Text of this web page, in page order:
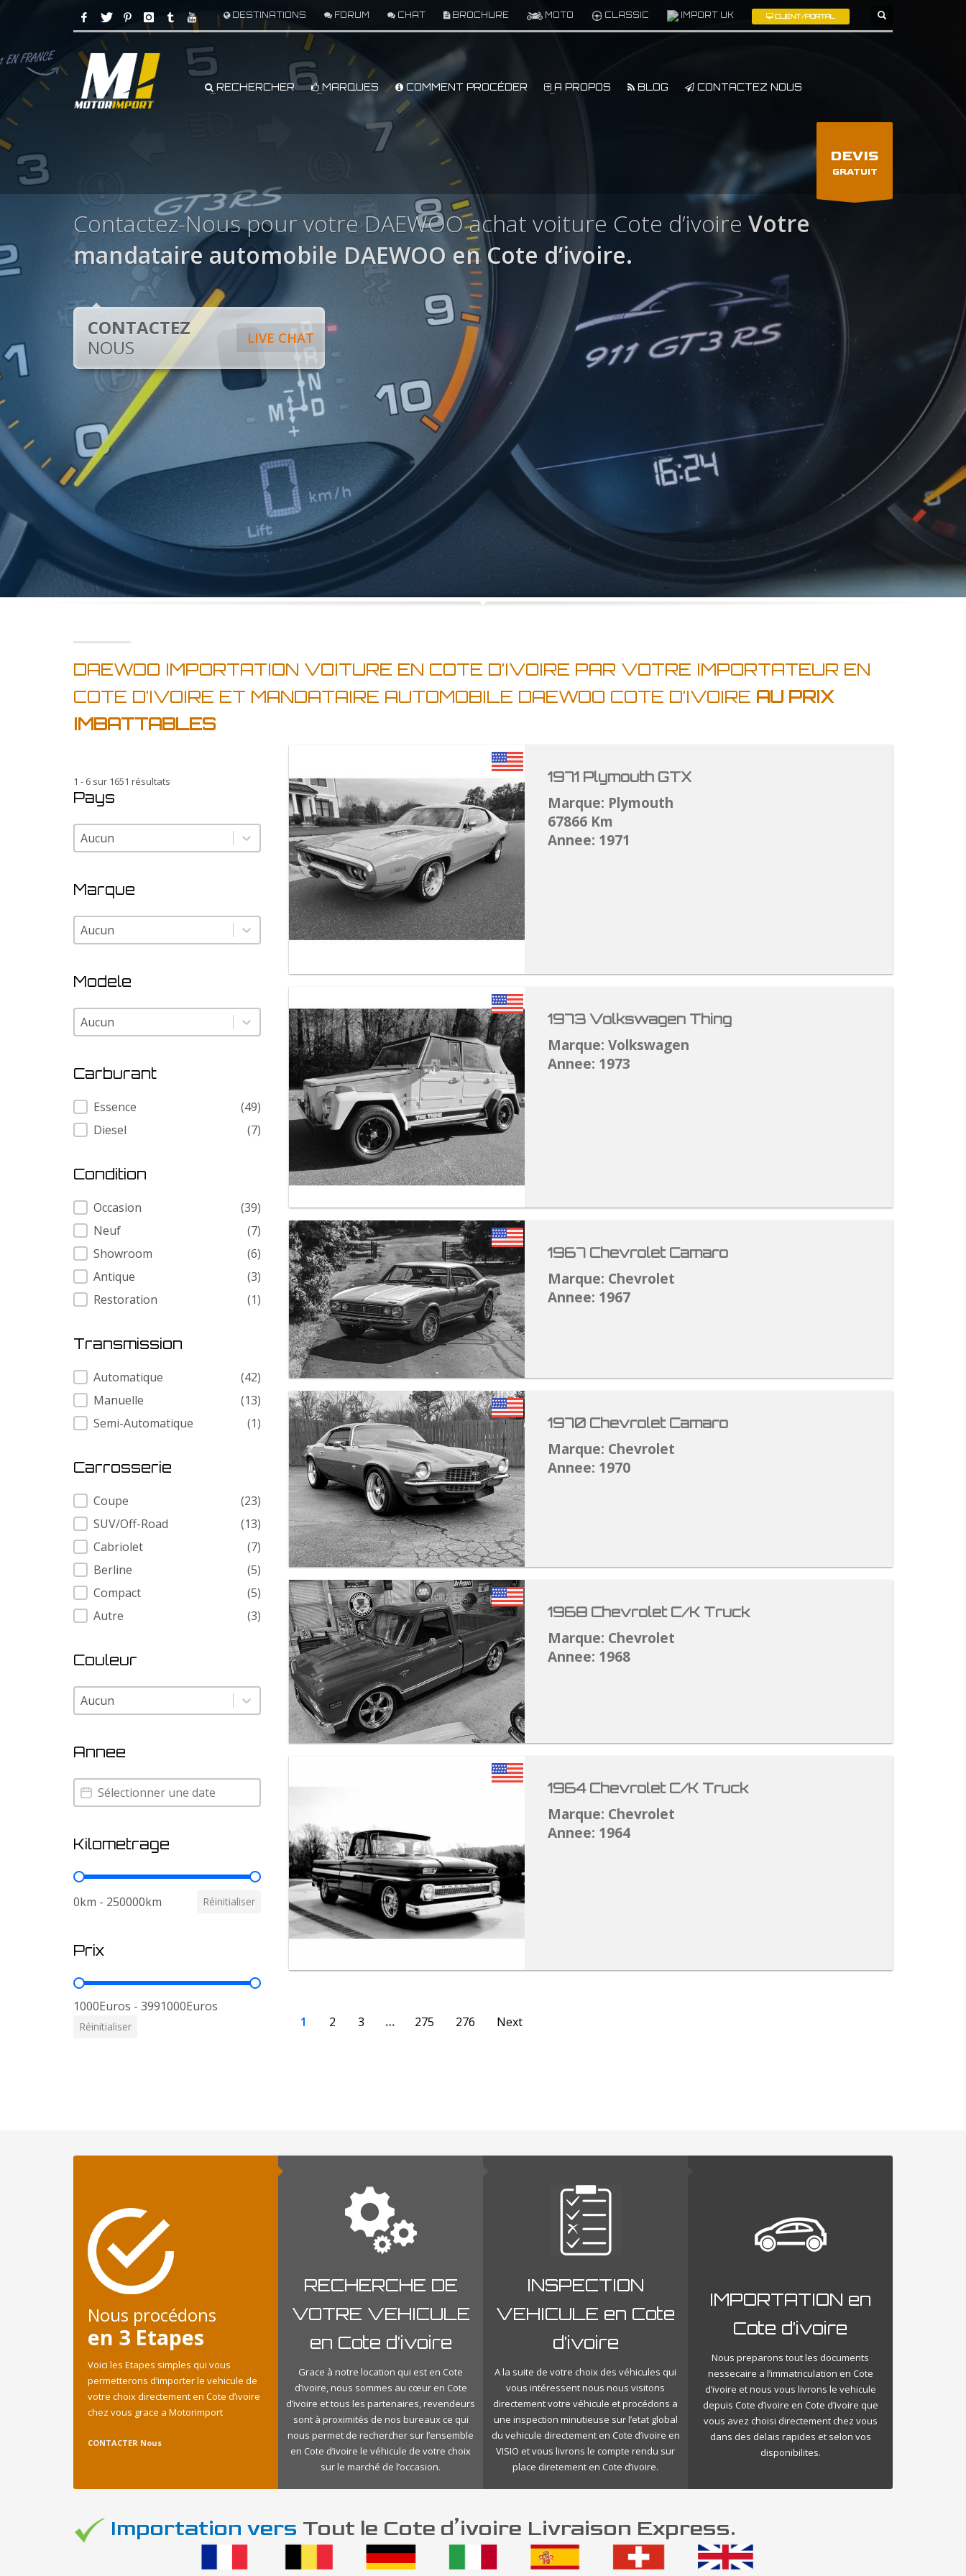
DESTINATIONS FORUM CHAT BROCHURE MOTO CLASSIC IMPORT UK CLIENT/PORTAL
RECHERCHER MARQUES COMMENT PROCÉDER A PROPOS BLOG CONTACTEZ NOUS
DEVIS
GRATUIT
Contactez-Nous pour votre DAEWOO achat voiture Cote d’ivoire Votre
mandataire automobile DAEWOO en Cote d’ivoire.
LIVE CHAT
CONTACTEZ
NOUS
DAEWOO IMPORTATION VOITURE EN COTE D’IVOIRE PAR VOTRE IMPORTATEUR EN
COTE D’IVOIRE ET MANDATAIRE AUTOMOBILE DAEWOO COTE D’IVOIRE AU PRIX
IMBATTABLES
1 - 6 sur 1651 résultats
Pays
Pays
Pays
Marque
Marque
Marque
Modele
Modele
Modele
Carburant
Carburant
Essence
(49)
Diesel
(7)
Condition
Condition
Occasion
(39)
Neuf
(7)
Showroom
(6)
Antique
(3)
Restoration
(1)
Transmission
Transmission
Automatique
(42)
Manuelle
(13)
Semi-Automatique
(1)
Carrosserie
Carrosserie
Coupe
(23)
SUV/Off-Road
(13)
Cabriolet
(7)
Berline
(5)
Compact
(5)
Autre
(3)
Couleur
Couleur
Couleur
Annee
Annee
Annee
Kilometrage
Kilometrage
0km - 250000km Réinitialiser
Prix
Prix
1000Euros - 3991000Euros
Réinitialiser
1971 Plymouth GTX
Marque: Plymouth
67866 Km
Annee: 1971
1973 Volkswagen Thing
Marque: Volkswagen
Annee: 1973
1967 Chevrolet Camaro
Marque: Chevrolet
Annee: 1967
1970 Chevrolet Camaro
Marque: Chevrolet
Annee: 1970
1968 Chevrolet C/K Truck
Marque: Chevrolet
Annee: 1968
1964 Chevrolet C/K Truck
Marque: Chevrolet
Annee: 1964
1 2 3 … 275 276 Next
Nous procédons
en 3 Etapes
Voici les Etapes simples qui vous
permetterons d’importer le vehicule de
votre choix directement en Cote d’ivoire
chez vous grace a Motorimport
CONTACTER Nous
RECHERCHE DE
VOTRE VEHICULE
en Cote d’ivoire
Grace à notre location qui est en Cote
d’ivoire, nous sommes au cœur en Cote
d’ivoire et tous les partenaires, revendeurs
sont à proximités de nos bureaux ce qui
nous permet de rechercher sur l’ensemble
en Cote d’ivoire le véhicule de votre choix
sur le marché de l’occasion.
INSPECTION
VEHICULE en Cote
d’ivoire
A la suite de votre choix des véhicules qui
vous intéressent nous nous visitons
directement votre véhicule et procédons a
une inspection minutieuse sur l’etat global
du vehicule directement en Cote d’ivoire en
VISIO et vous livrons le compte rendu sur
place diretement en Cote d’ivoire.
IMPORTATION en
Cote d’ivoire
Nous preparons tout les documents
nessecaire a l’immatriculation en Cote
d’ivoire et nous vous livrons le vehicule
depuis Cote d’ivoire en Cote d’ivoire que
vous avez choisi directement chez vous
dans des delais rapides et selon vos
disponibilites.
Importation vers Tout le Cote d’ivoire Livraison Express.